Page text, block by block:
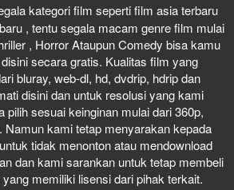
kategori film seperti film asia terbaru
, tentu segala macam genre film mulai
, Horror Ataupun Comedy bisa kamu
secara gratis. Kualitas film yang
bluray, web-dl, hd, dvdrip, hdrip dan
disini dan untuk resolusi yang kami
pilih sesuai keinginan mulai dari 360p,
Namun kami tetap menyarakan kepada
tidak menonton atau mendownload
dan kami sarankan untuk tetap membeli
memiliki lisensi dari pihak terkait.